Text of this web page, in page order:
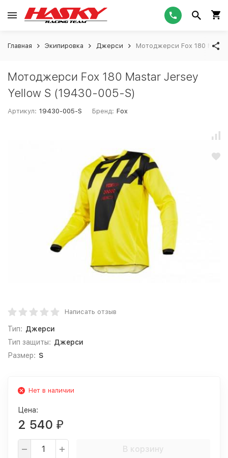
Главная Экипировка Джерси Мотоджерси Fox 180
Мотоджерси Fox 180 Mastar Jersey
Yellow S (19430-005-S)
Артикул: 19430-005-S Бренд: Fox
Написать отзыв
Тип: Джерси
Тип защиты: Джерси
Размер: S
Нет в наличии
Цена:
2 540 ₽
В корзину